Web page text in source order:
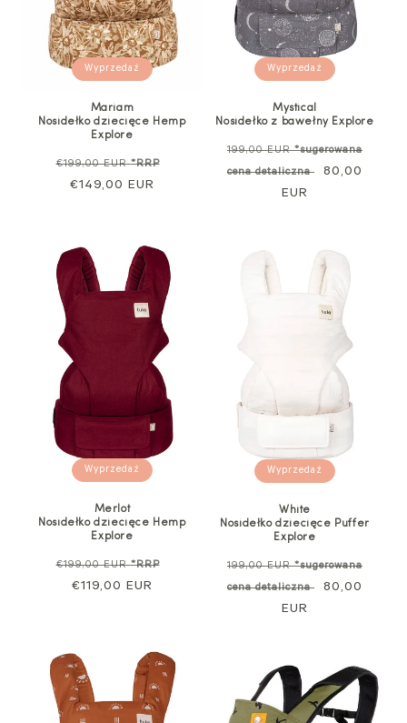
Wyprzedaż
Mariam
Nosidełko dziecięce Hemp
Explore
Cena
regularna
€199,00 EUR*RRP
€149,00 EUR
Wyprzedaż
Mystical
Nosidełko z bawełny Explore
Cena
standardowa
199,00 EUR*sugerowana
cena detaliczna
Cena
80,00
EUR
Wyprzedaż
Merlot
Nosidełko dziecięce Hemp
Explore
Cena
regularna
€199,00 EUR*RRP
sprzedaży
€119,00 EUR
Wyprzedaż
White
Nosidełko dziecięce Puffer
Explore
Cena
standardowa
199,00 EUR*sugerowana
cena detaliczna
Cena
80,00
EUR